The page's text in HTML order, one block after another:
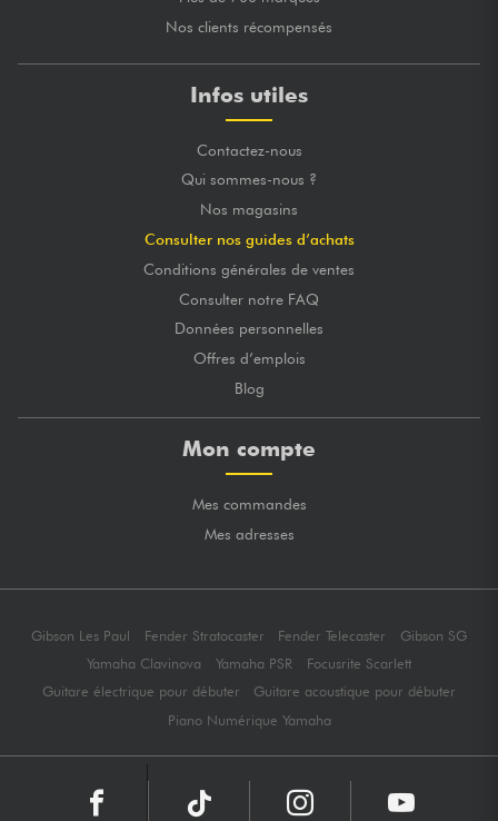
Nos clients récompensés
Infos utiles
Contactez-nous
Qui sommes-nous ?
Nos magasins
Consulter nos guides d’achats
Conditions générales de ventes
Consulter notre FAQ
Données personnelles
Offres d’emplois
Blog
Mon compte
Mes commandes
Mes adresses
Gibson Les Paul Fender Stratocaster Fender Telecaster
Gibson SG
Yamaha Clavinova
Yamaha PSR
Focusrite Scarlett
Guitare électrique pour débuter
Guitare acoustique pour débuter
Piano Numérique Yamaha